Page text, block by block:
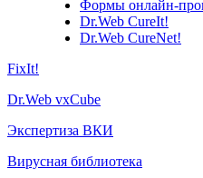
Формы онлайн-
Dr.Web CureIt!
Dr.Web CureNet!
FixIt!
Dr.Web vxCube
Экспертиза ВКИ
Вирусная библиотека